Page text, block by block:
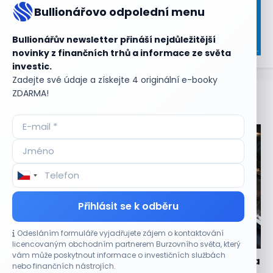
Bullionářovo odpolední menu
Bullionářův newsletter přináší nejdůležitější
novinky z finančních trhů a informace ze světa
investic.
Zadejte své údaje a získejte 4 originální e-booky
ZDARMA!
Přihlásit se k odběru
Odesláním formuláře vyjadřujete zájem o kontaktování
licencovaným obchodním partnerem Burzovního světa, který
vám může poskytnout informace o investičních službách
nebo finančních nástrojích.
Aktuální
CO HÝBE TRHEM
Technologický obrat přidal indexu Nasdaq 100 za